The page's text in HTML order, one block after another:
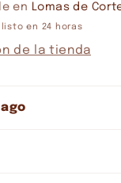
en Lomas de
en 24 horas
de la tienda